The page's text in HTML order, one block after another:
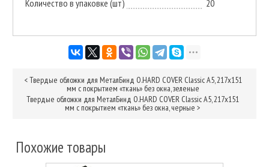
Количество в упаковке (шт)
20
<Твердые обложки для МеталБинд O.HARD COVER Classic А5, 217х151
мм с покрытием «ткань» без окна, зеленые
Твердые обложки для МеталБинд O.HARD COVER Classic А5, 217х151
мм с покрытием «ткань» без окна, черные >
Похожие товары